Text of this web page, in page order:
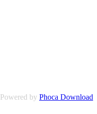
Powered by Phoca Download